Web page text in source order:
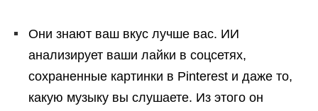
Они знают ваш вкус лучше вас. ИИ
анализирует ваши лайки в соцсетях,
сохраненные картинки в Pinterest и даже то,
какую музыку вы слушаете. Из этого он